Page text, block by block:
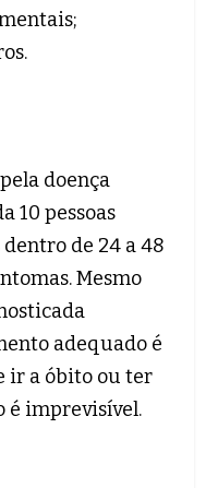
doença
10 pessoas
de 24 a 48
Mesmo
adequado é
ir a óbito ou ter
é imprevisível.